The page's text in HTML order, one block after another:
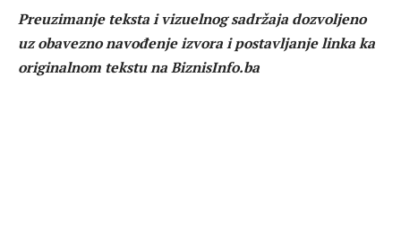
Preuzimanje teksta i vizuelnog sadržaja dozvoljeno
uz obavezno navođenje izvora i postavljanje linka ka
originalnom tekstu na BiznisInfo.ba